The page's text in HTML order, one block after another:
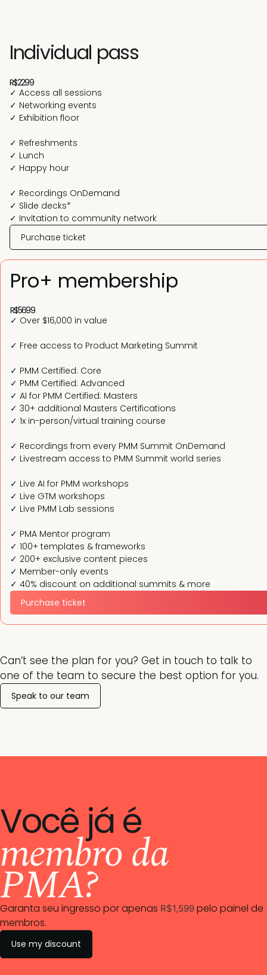
Individual pass
R$2299
Purchase ticket
✓ Access all sessions
✓ Networking events
✓ Exhibition floor
✓ Refreshments
✓ Lunch
✓ Happy hour
✓ Recordings OnDemand
✓ Slide decks*
✓ Invitation to community network
Pro+ membership
R$5699
Purchase ticket
✓ Over $16,000 in value
✓ Free access to Product Marketing Summit
✓ PMM Certified: Core
✓ PMM Certified: Advanced
✓ AI for PMM Certified: Masters
✓ 30+ additional Masters Certifications
✓ 1x in-person/virtual training course
✓ Recordings from every PMM Summit OnDemand
✓ Livestream access to PMM Summit world series
✓ Live AI for PMM workshops
✓ Live GTM workshops
✓ Live PMM Lab sessions
✓ PMA Mentor program
✓ 100+ templates & frameworks
✓ 200+ exclusive content pieces
✓ Member-only events
✓ 40% discount on additional summits & more
Can’t see the plan for you? Get in touch to talk to
one of the team to secure the best option for you.
Speak to our team
Você já é
membro da
PMA?
Garanta seu ingresso por apenas R$1,599 pelo painel de
membros.
Use my discount